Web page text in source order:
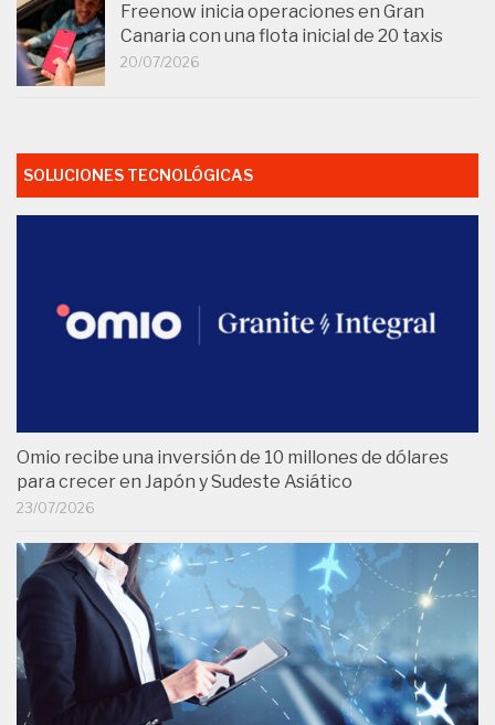
Freenow inicia operaciones en Gran
Canaria con una flota inicial de 20 taxis
20/07/2026
SOLUCIONES TECNOLÓGICAS
Omio recibe una inversión de 10 millones de dólares
para crecer en Japón y Sudeste Asiático
23/07/2026